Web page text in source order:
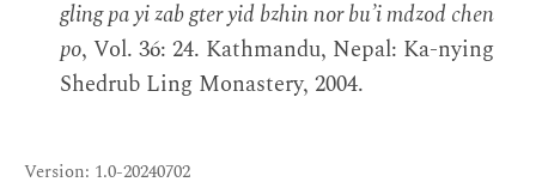
gling pa yi zab gter yid bzhin nor bu’i mdzod chen
po, Vol. 36: 24. Kathmandu, Nepal: Ka-nying
Shedrub Ling Monastery, 2004.
Version: 1.0-20240702